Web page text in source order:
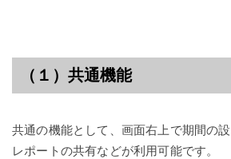
（１）共通機能
共通の機能として、画面右上で期間の設
レポートの共有などが利用可能です。